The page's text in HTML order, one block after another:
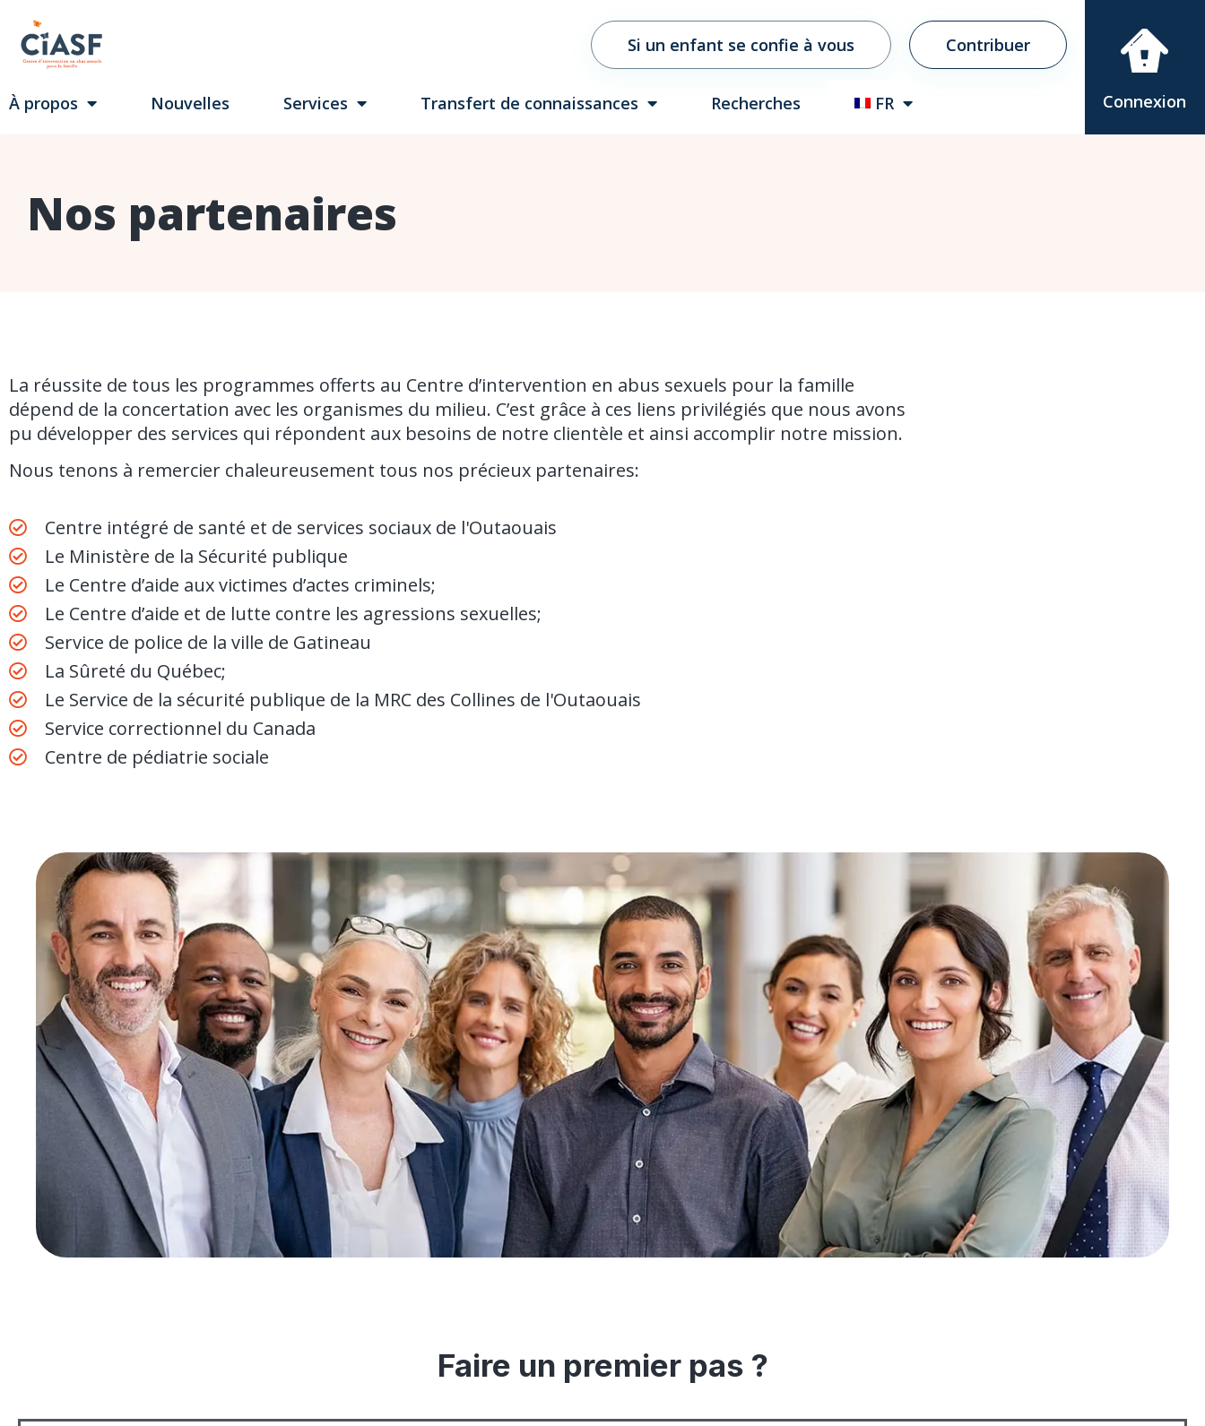
Si un enfant se confie à vous Contribuer
À propos Nouvelles Services Transfert de connaissances Recherches FR Connexion
Nos partenaires
La réussite de tous les programmes offerts au Centre d’intervention en abus sexuels pour la famille
dépend de la concertation avec les organismes du milieu. C’est grâce à ces liens privilégiés que nous avons
pu développer des services qui répondent aux besoins de notre clientèle et ainsi accomplir notre mission.
Nous tenons à remercier chaleureusement tous nos précieux partenaires:
Centre intégré de santé et de services sociaux de l'Outaouais
Le Ministère de la Sécurité publique
Le Centre d’aide aux victimes d’actes criminels;
Le Centre d’aide et de lutte contre les agressions sexuelles;​
Service de police de la ville de Gatineau
La Sûreté du Québec;
Le Service de la sécurité publique de la MRC des Collines de l'Outaouais
Service correctionnel du Canada
Centre de pédiatrie sociale
Faire un premier pas ?